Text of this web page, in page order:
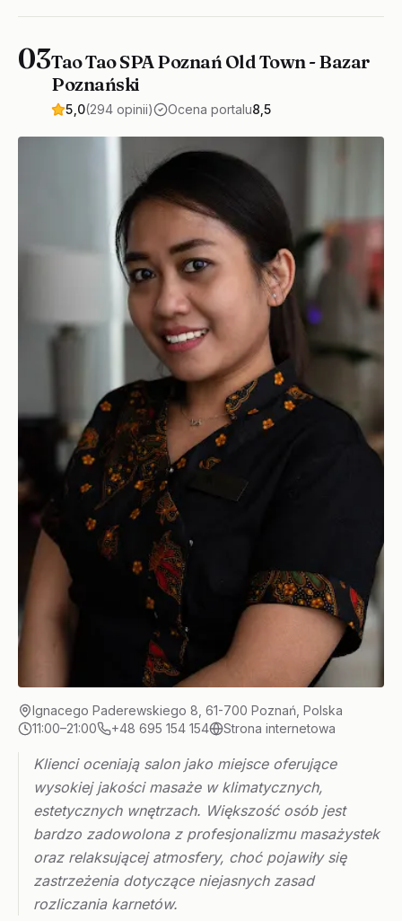
03Tao Tao SPA Poznań Old Town - Bazar
Poznański
5,0(294 opinii) Ocena portalu8,5
Ignacego Paderewskiego 8, 61-700 Poznań, Polska
11:00–21:00
+48 695 154 154 Strona internetowa
Klienci oceniają salon jako miejsce oferujące
wysokiej jakości masaże w klimatycznych,
estetycznych wnętrzach. Większość osób jest
bardzo zadowolona z profesjonalizmu masażystek
oraz relaksującej atmosfery, choć pojawiły się
zastrzeżenia dotyczące niejasnych zasad
rozliczania karnetów.